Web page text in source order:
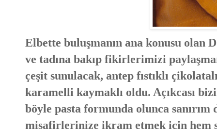
Elbette buluşmanın ana konusu olan
ve tadına bakıp fikirlerimizi
çeşit sunulacak, antep fıstıklı
karamelli kaymaklı oldu. Açıkcası
böyle pasta formunda olunca
misafirlerinize ikram etmek için hem